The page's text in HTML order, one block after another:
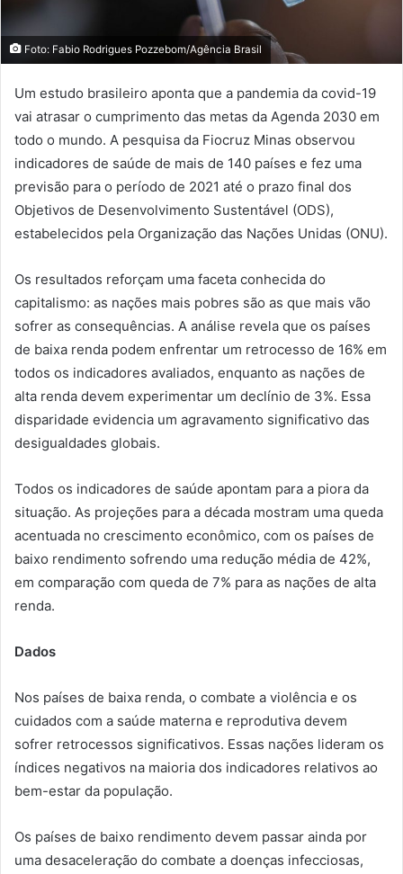
Foto: Fabio Rodrigues Pozzebom/Agência Brasil
Um estudo brasileiro aponta que a pandemia da covid-19
vai atrasar o cumprimento das metas da Agenda 2030 em
todo o mundo. A pesquisa da Fiocruz Minas observou
indicadores de saúde de mais de 140 países e fez uma
previsão para o período de 2021 até o prazo final dos
Objetivos de Desenvolvimento Sustentável (ODS),
estabelecidos pela Organização das Nações Unidas (ONU).
Os resultados reforçam uma faceta conhecida do
capitalismo: as nações mais pobres são as que mais vão
sofrer as consequências. A análise revela que os países
de baixa renda podem enfrentar um retrocesso de 16% em
todos os indicadores avaliados, enquanto as nações de
alta renda devem experimentar um declínio de 3%. Essa
disparidade evidencia um agravamento significativo das
desigualdades globais.
Todos os indicadores de saúde apontam para a piora da
situação. As projeções para a década mostram uma queda
acentuada no crescimento econômico, com os países de
baixo rendimento sofrendo uma redução média de 42%,
em comparação com queda de 7% para as nações de alta
renda.
Dados
Nos países de baixa renda, o combate a violência e os
cuidados com a saúde materna e reprodutiva devem
sofrer retrocessos significativos. Essas nações lideram os
índices negativos na maioria dos indicadores relativos ao
bem-estar da população.
Os países de baixo rendimento devem passar ainda por
uma desaceleração do combate a doenças infecciosas,